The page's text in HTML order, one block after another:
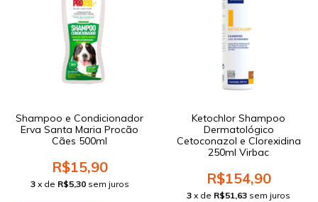
Shampoo e Condicionador
Erva Santa Maria Procão
Cães 500ml
R$15,90
3 x de R$5,30 sem juros
Ketochlor Shampoo
Dermatológico
Cetoconazol e Clorexidina
250ml Virbac
R$154,90
3 x de R$51,63 sem juros